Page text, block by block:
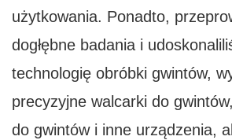
użytkowania. Ponadto,
dogłębne badania i
technologię obróbki gwintów,
precyzyjne walcarki do
do gwintów i inne urządzenia,